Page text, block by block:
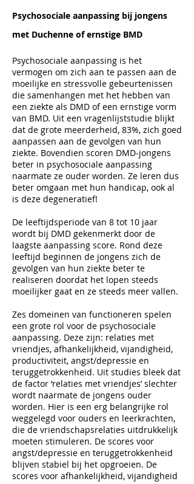
Psychosociale aanpassing bij jongens
met Duchenne of ernstige BMD
Psychosociale aanpassing is het
vermogen om zich aan te passen aan de
moeilijke en stressvolle gebeurtenissen
die samenhangen met het hebben van
een ziekte als DMD of een ernstige vorm
van BMD. Uit een vragenlijststudie blijkt
dat de grote meerderheid, 83%, zich goed
aanpassen aan de gevolgen van hun
ziekte. Bovendien scoren DMD-jongens
beter in psychosociale aanpassing
naarmate ze ouder worden. Ze leren dus
beter omgaan met hun handicap, ook al
is deze degeneratief!
De leeftijdsperiode van 8 tot 10 jaar
wordt bij DMD gekenmerkt door de
laagste aanpassing score. Rond deze
leeftijd beginnen de jongens zich de
gevolgen van hun ziekte beter te
realiseren doordat het lopen steeds
moeilijker gaat en ze steeds meer vallen.
Zes domeinen van functioneren spelen
een grote rol voor de psychosociale
aanpassing. Deze zijn: relaties met
vriendjes, afhankelijkheid, vijandigheid,
productiviteit, angst/depressie en
teruggetrokkenheid. Uit studies bleek dat
de factor ‘relaties met vriendjes’ slechter
wordt naarmate de jongens ouder
worden. Hier is een erg belangrijke rol
weggelegd voor ouders en leerkrachten,
die de vriendschapsrelaties uitdrukkelijk
moeten stimuleren. De scores voor
angst/depressie en teruggetrokkenheid
blijven stabiel bij het opgroeien. De
scores voor afhankelijkheid, vijandigheid